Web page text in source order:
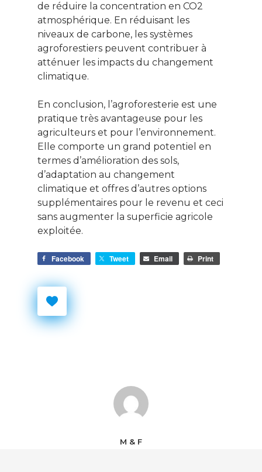
de réduire la concentration en CO2
atmosphérique. En réduisant les
niveaux de carbone, les systèmes
agroforestiers peuvent contribuer à
atténuer les impacts du changement
climatique.
En conclusion, l’agroforesterie est une
pratique très avantageuse pour les
agriculteurs et pour l’environnement.
Elle comporte un grand potentiel en
termes d’amélioration des sols,
d’adaptation au changement
climatique et offres d’autres options
supplémentaires pour le revenu et ceci
sans augmenter la superficie agricole
exploitée.
Facebook Tweet Email Print
M & F